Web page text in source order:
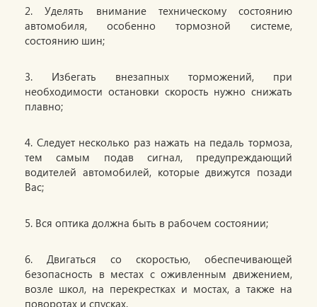
2. Уделять внимание техническому состоянию
автомобиля, особенно тормозной системе,
состоянию шин;
3. Избегать внезапных торможений, при
необходимости остановки скорость нужно снижать
плавно;
4. Следует несколько раз нажать на педаль тормоза,
тем самым подав сигнал, предупреждающий
водителей автомобилей, которые движутся позади
Вас;
5. Вся оптика должна быть в рабочем состоянии;
6. Двигаться со скоростью, обеспечивающей
безопасность в местах с оживленным движением,
возле школ, на перекрестках и мостах, а также на
поворотах и спусках.